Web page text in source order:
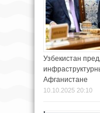
Узбекистан
Афганистане
10.10.2025 20:10